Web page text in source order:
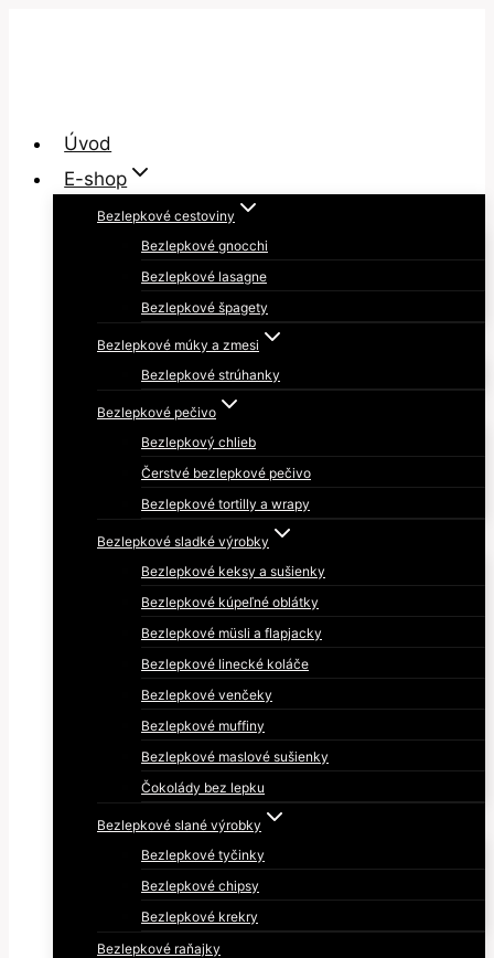
Úvod
E-shop
Bezlepkové cestoviny
Bezlepkové gnocchi
Bezlepkové lasagne
Bezlepkové špagety
Bezlepkové múky a zmesi
Bezlepkové strúhanky
Bezlepkové pečivo
Bezlepkový chlieb
Čerstvé bezlepkové pečivo
Bezlepkové tortilly a wrapy
Bezlepkové sladké výrobky
Bezlepkové keksy a sušienky
Bezlepkové kúpeľné oblátky
Bezlepkové müsli a flapjacky
Bezlepkové linecké koláče
Bezlepkové venčeky
Bezlepkové muffiny
Bezlepkové maslové sušienky
Čokolády bez lepku
Bezlepkové slané výrobky
Bezlepkové tyčinky
Bezlepkové chipsy
Bezlepkové krekry
Bezlepkové raňajky